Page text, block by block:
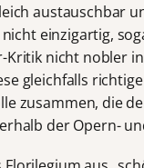
austauschbar
einzigartig,
nicht nobler
gleichfalls
zusammen, die
der Opern-